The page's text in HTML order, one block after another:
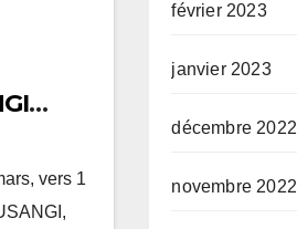
à son
vers 1
février 2023
janvier 2023
décembre 2022
novembre 2022